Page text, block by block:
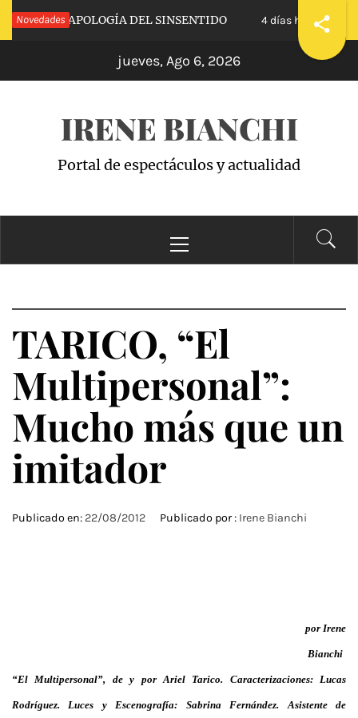
Saltar
al
NovedadesAPOLOGÍA DEL SINSENTIDO 4 días hace
jueves, Ago 6, 2026
IRENE BIANCHI
Portal de espectáculos y actualidad
principal
TARICO, “El
Multipersonal”:
Mucho más que un
imitador
Publicado en: 22/08/2012 Publicado por : Irene Bianchi
por Irene
Bianchi
“El Multipersonal”, de y por Ariel Tarico. Caracterizaciones: Lucas
Rodríguez. Luces y Escenografía: Sabrina Fernández. Asistente de